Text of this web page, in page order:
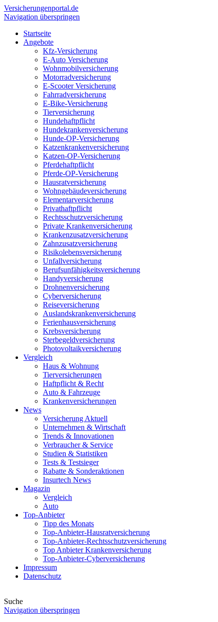
Versicherungenportal.de
Navigation überspringen
Startseite
Angebote
Kfz-Versicherung
E-Auto Versicherung
Wohnmobilversicherung
Motorradversicherung
E-Scooter Versicherung
Fahrradversicherung
E-Bike-Versicherung
Tierversicherung
Hundehaftpflicht
Hundekrankenversicherung
Hunde-OP-Versicherung
Katzenkrankenversicherung
Katzen-OP-Versicherung
Pferdehaftpflicht
Pferde-OP-Versicherung
Hausratversicherung
Wohngebäudeversicherung
Elementarversicherung
Privathaftpflicht
Rechtsschutzversicherung
Private Krankenversicherung
Krankenzusatzversicherung
Zahnzusatzversicherung
Risikolebensversicherung
Unfallversicherung
Berufsunfähigkeitsversicherung
Handyversicherung
Drohnenversicherung
Cyberversicherung
Reiseversicherung
Auslandskrankenversicherung
Ferienhausversicherung
Krebsversicherung
Sterbegeldversicherung
Photovoltaikversicherung
Vergleich
Haus & Wohnung
Tierversicherungen
Haftpflicht & Recht
Auto & Fahrzeuge
Krankenversicherungen
News
Versicherung Aktuell
Unternehmen & Wirtschaft
Trends & Innovationen
Verbraucher & Service
Studien & Statistiken
Tests & Testsieger
Rabatte & Sonderaktionen
Insurtech News
Magazin
Vergleich
Auto
Top-Anbieter
Tipp des Monats
Top-Anbieter-Hausratversicherung
Top-Anbieter-Rechtsschutzversicherung
Top Anbieter Krankenversicherung
Top-Anbieter-Cyberversicherung
Impressum
Datenschutz
Suche
Navigation überspringen